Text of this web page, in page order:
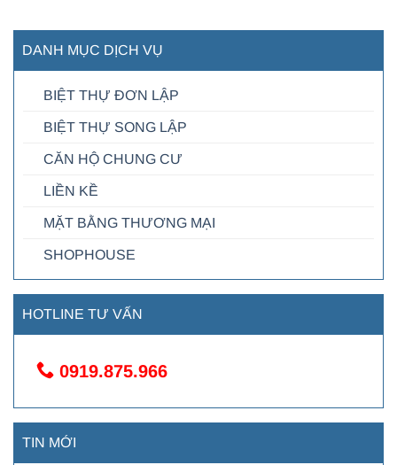
DANH MỤC DỊCH VỤ
BIỆT THỰ ĐƠN LẬP
BIỆT THỰ SONG LẬP
CĂN HỘ CHUNG CƯ
LIỀN KỀ
MẶT BẰNG THƯƠNG MẠI
SHOPHOUSE
HOTLINE TƯ VẤN
0919.875.966
TIN MỚI